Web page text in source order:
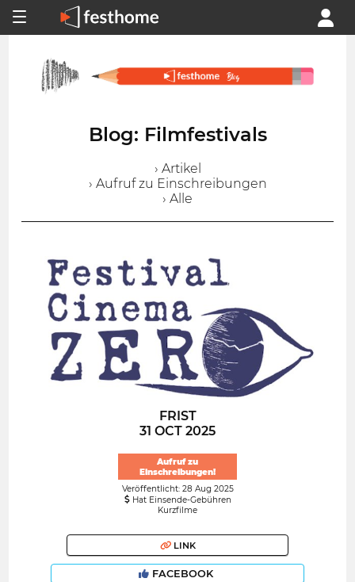
Blog: Filmfestivals
› Artikel
› Aufruf zu Einschreibungen
› Alle
FRIST
31 OCT 2025
Aufruf zu
Einschreibungen!
Veröffentlicht: 28 Aug 2025
Hat Einsende-Gebühren
Kurzfilme
LINK
FACEBOOK